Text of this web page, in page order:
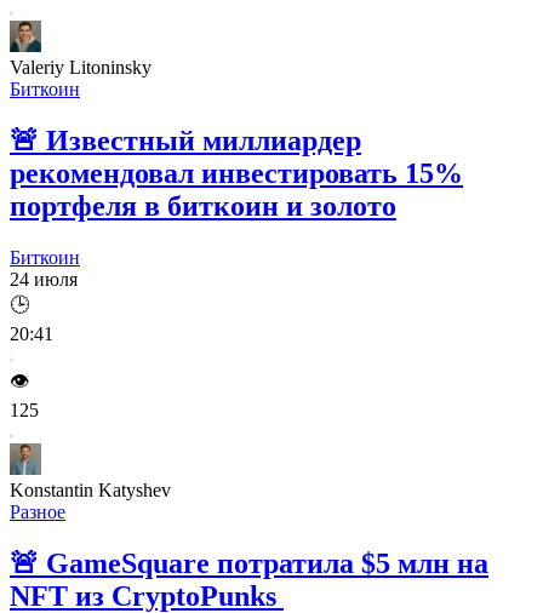
Valeriy Litoninsky
Биткоин
🚨 Известный миллиардер
рекомендовал инвестировать 15%
портфеля в биткоин и золото
Биткоин
24 июля
🕒
20:41
👁️
125
Konstantin Katyshev
Разное
🚨 GameSquare потратила $5 млн на
NFT из CryptoPunks